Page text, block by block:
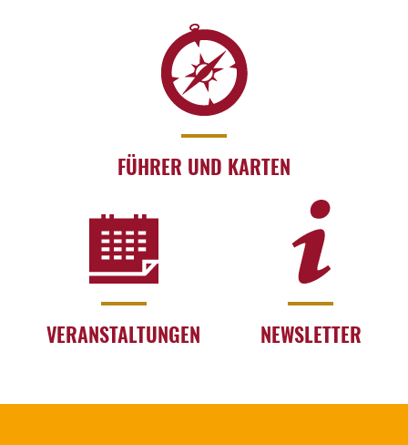
FÜHRER UND KARTEN
VERANSTALTUNGEN NEWSLETTER